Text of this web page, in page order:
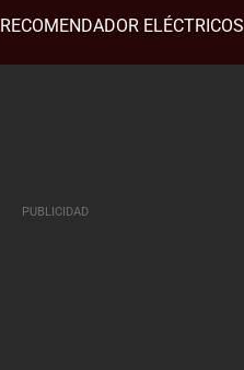
RECOMENDADOR ELÉCTRICOS